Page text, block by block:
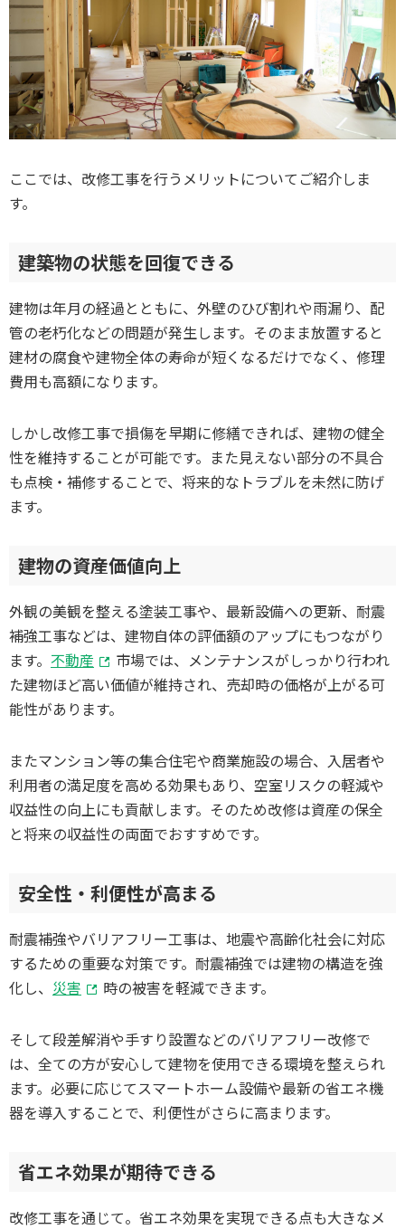
ここでは、改修工事を行うメリットについてご紹介しま
す。
建築物の状態を回復できる
建物は年月の経過とともに、外壁のひび割れや雨漏り、配
管の老朽化などの問題が発生します。そのまま放置すると
建材の腐食や建物全体の寿命が短くなるだけでなく、修理
費用も高額になります。
しかし改修工事で損傷を早期に修繕できれば、建物の健全
性を維持することが可能です。また見えない部分の不具合
も点検・補修することで、将来的なトラブルを未然に防げ
ます。
建物の資産価値向上
外観の美観を整える塗装工事や、最新設備への更新、耐震
補強工事などは、建物自体の評価額のアップにもつながり
ます。 不動産
市場では、メンテナンスがしっかり行われ
た建物ほど高い価値が維持され、売却時の価格が上がる可
能性があります。
またマンション等の集合住宅や商業施設の場合、入居者や
利用者の満足度を高める効果もあり、空室リスクの軽減や
収益性の向上にも貢献します。そのため改修は資産の保全
と将来の収益性の両面でおすすめです。
安全性・利便性が高まる
耐震補強やバリアフリー工事は、地震や高齢化社会に対応
するための重要な対策です。耐震補強では建物の構造を強
化し、 災害 時の被害を軽減できます。
そして段差解消や手すり設置などのバリアフリー改修で
は、全ての方が安心して建物を使用できる環境を整えられ
ます。必要に応じてスマートホーム設備や最新の省エネ機
器を導入することで、利便性がさらに高まります。
省エネ効果が期待できる
改修工事を通じて。省エネ効果を実現できる点も大きなメ